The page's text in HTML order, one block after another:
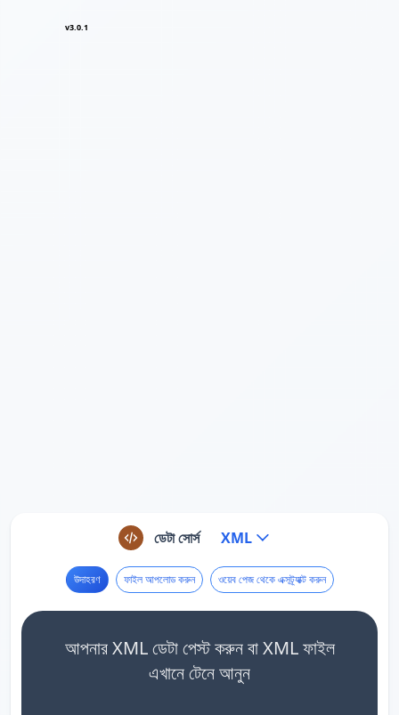
v3.0.1
ডেটা সোর্স XML
উদাহরণ ফাইল আপলোড করুন ওয়েব পেজ থেকে এক্সট্র্যাক্ট করুন
আপনার XML ডেটা পেস্ট করুন বা XML ফাইল
এখানে টেনে আনুন